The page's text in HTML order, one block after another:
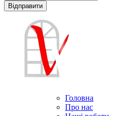
Головна
Про нас